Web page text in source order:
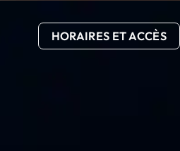
HORAIRES ET ACCÈS